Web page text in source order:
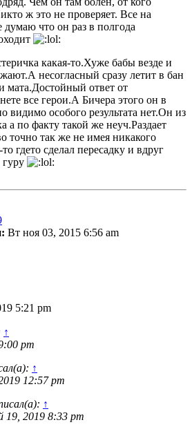
ж это не проверяет. Все на
думаю что он раз в полгода
какая-то.Хуже бабы везде и
несогласный сразу летит в бан
мата.Достойный ответ от
все герои.А Бичера этого он в
видимо особого результата нет.Он из
а по факту такой же неуч.Раздает
точно так же не имея никакого
гдето сделал пересадку и вдруг
Вт ноя 03, 2015 6:56 am
5:21 pm
↑
pm
↑
12:57 pm
↑
19, 2019 8:33 pm